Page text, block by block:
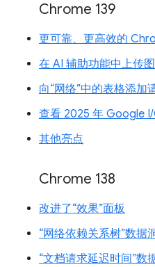
Chrome 139
更可靠、更高效的
在 AI 辅助功能中上传
向“网络”中的表格添加
查看 2025 年 Google
其他亮点
Chrome 138
改进了“效果”面板
“网络依赖关系树”数据
“文档请求延迟时间”数